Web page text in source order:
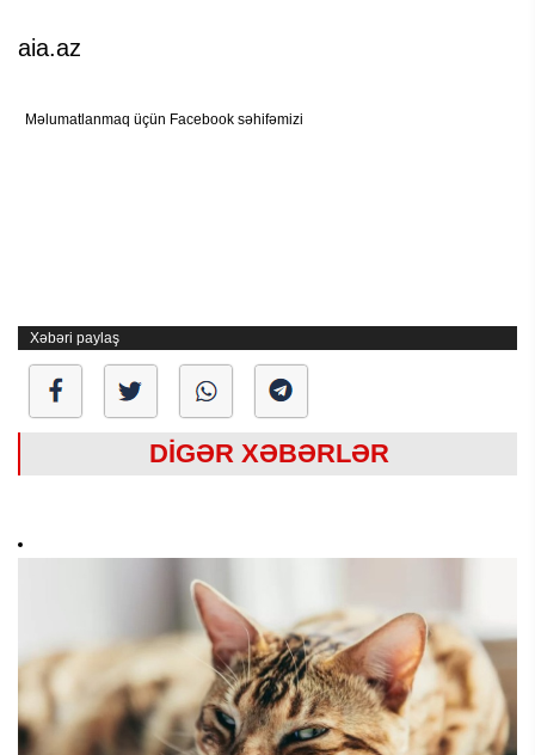
aia.az
Məlumatlanmaq üçün Facebook səhifəmizi
Xəbəri paylaş
DİGƏR XƏBƏRLƏR